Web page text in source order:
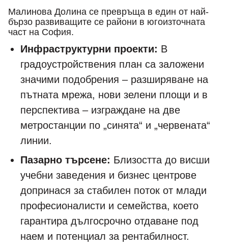
Малинова Долина се превръща в един от най-
бързо развиващите се райони в югоизточната
част на София.
Инфраструктурни проекти: В
градоустройствения план са заложени
значими подобрения – разширяване на
пътната мрежа, нови зелени площи и в
перспектива – изграждане на две
метростанции по „синята“ и „червената“
линии.
Пазарно търсене: Близостта до висши
учебни заведения и бизнес центрове
допринася за стабилен поток от млади
професионалисти и семейства, което
гарантира дългосрочно отдаване под
наем и потенциал за рентабилност.